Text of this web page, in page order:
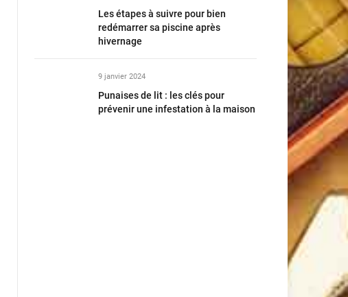
Les étapes à suivre pour bien
redémarrer sa piscine après
hivernage
9 janvier 2024
Punaises de lit : les clés pour
prévenir une infestation à la maison